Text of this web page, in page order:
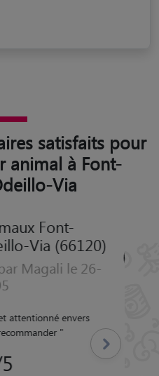
satisfaits pour
animal à Font-
Via
Font-
Via (66120)
Sylvie le 01-03-
agréable et très
semblait s’être
Suivant